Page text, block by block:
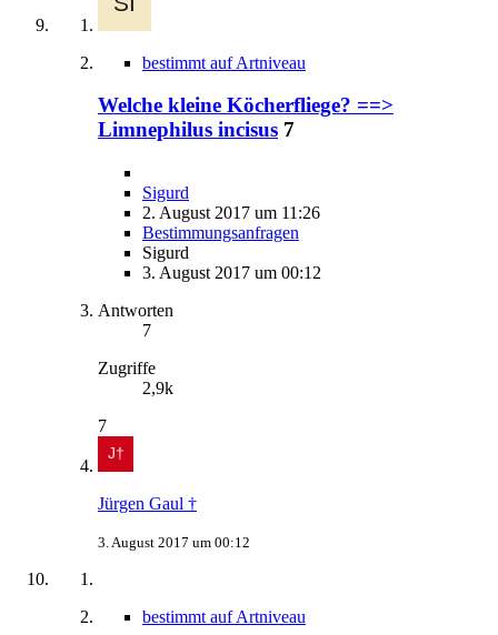
bestimmt auf Artniveau
Welche kleine Köcherfliege? ==>
Limnephilus incisus 7
Sigurd
2. August 2017 um 11:26
Bestimmungsanfragen
Sigurd
3. August 2017 um 00:12
Antworten
7
Zugriffe
2,9k
7
Jürgen Gaul †
3. August 2017 um 00:12
bestimmt auf Artniveau